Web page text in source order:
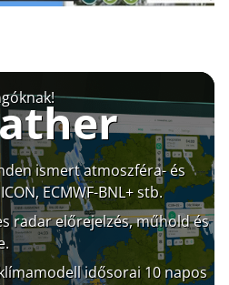
ismert atmoszféra- és
ECMWF-BNL+ stb.
radar előrejelzés, műhold és
idősorai 10 napos